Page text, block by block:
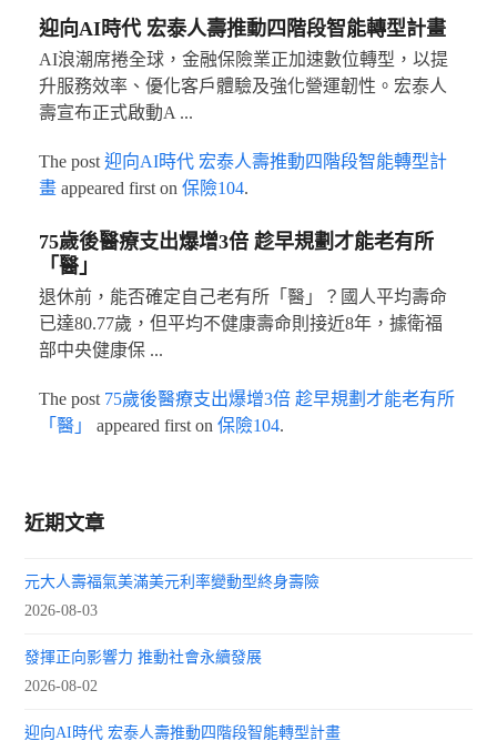
迎向AI時代 宏泰人壽推動四階段智能轉型計畫
AI浪潮席捲全球，金融保險業正加速數位轉型，以提
升服務效率、優化客戶體驗及強化營運韌性。宏泰人
壽宣布正式啟動A ...
The post 迎向AI時代 宏泰人壽推動四階段智能轉型計
畫appeared first on 保險104.
75歲後醫療支出爆增3倍 趁早規劃才能老有所
「醫」
退休前，能否確定自己老有所「醫」？國人平均壽命
已達80.77歲，但平均不健康壽命則接近8年，據衛福
部中央健康保 ...
The post 75歲後醫療支出爆增3倍 趁早規劃才能老有所
「醫」
appeared first on 保險104.
近期文章
元大人壽福氣美滿美元利率變動型終身壽險
2026-08-03
發揮正向影響力 推動社會永續發展
2026-08-02
迎向AI時代 宏泰人壽推動四階段智能轉型計畫